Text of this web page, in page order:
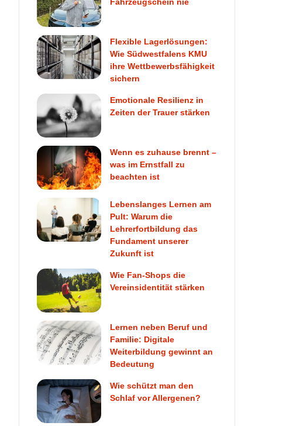
Flexible Lagerlösungen:
Wie Südwestfalens KMU
ihre Wettbewerbsfähigkeit
sichern
Emotionale Resilienz in
Zeiten der Trauer stärken
Wenn es zuhause brennt –
was im Ernstfall zu
beachten ist
Lebenslanges Lernen am
Pult: Warum die
Lehrerfortbildung das
Fundament unserer
Zukunft ist
Wie Fan-Shops die
Vereinsidentität stärken
Lernen neben Beruf und
Familie: Digitale
Weiterbildung gewinnt an
Bedeutung
Wie schützt man den
Schlaf vor Allergenen?